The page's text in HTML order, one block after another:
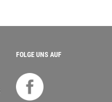
FOLGE UNS AUF